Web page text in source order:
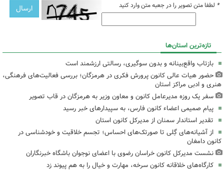
* لطفا متن تصویر را در جعبه متن وارد کنید
تازه‌ترین استان‌ها
بازتاب واقع‌بینانه و بدون سوگیری، رسالتی ارزشمند است
حضور هیات عالی کانون پرورش فکری در هرمزگان؛ بررسی فعالیت‌های فرهنگی،
هنری و ادبی مراکز استان
سفر یک روزه مدیرعامل کانون و معاون وزیر به هرمزگان در قاب تصویر
پیام صمیمی اعضاء کانون فارس، به سپیدارهای خبر رسید
تقدیر استاندار سمنان از مدیرکل کانون استان
از آشیانه‌های گِلی تا صورتک‌های احساس؛ تجسم خلاقیت و خودشناسی در
کانون دامغان
نشست مدیرکل کانون خراسان رضوی با اعضای نوجوان باشگاه خبرنگاران
کارگاه‌های خلاقانه کانون سرخه، مهارت و خیال را به هم پیوند زد